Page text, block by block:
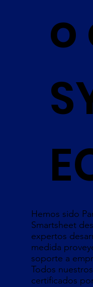
o
Hemos sido
Smartsheet
expertos
medida
soporte a
Todos
certificados